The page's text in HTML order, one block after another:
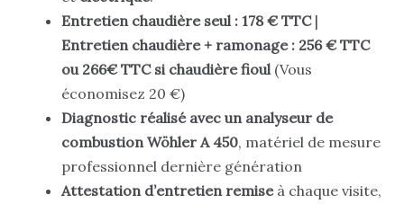
Entretien chaudière seul : 178 € TTC |
Entretien chaudière + ramonage : 256 € TTC
ou 266€ TTC si chaudière fioul (Vous
économisez 20 €)
Diagnostic réalisé avec un analyseur de
combustion Wöhler A 450, matériel de mesure
professionnel dernière génération
Attestation d’entretien remiseà chaque visite,